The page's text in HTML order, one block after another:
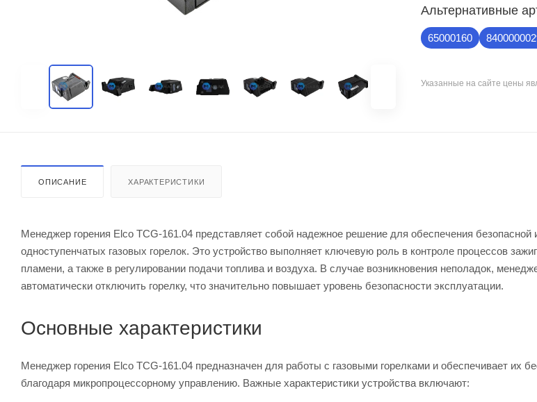
Альтернативные
65000160
Указанные на сайте цены
ОПИСАНИЕ ХАРАКТЕРИСТИКИ
Менеджер горения Elco TCG-161.04 представляет собой надежное решение для обеспечения
одноступенчатых газовых горелок. Это устройство выполняет ключевую роль в контроле процессов
пламени, а также в регулировании подачи топлива и воздуха. В случае возникновения неполадок,
автоматически отключить горелку, что значительно повышает уровень безопасности эксплуатации.
Основные характеристики
Менеджер горения Elco TCG-161.04 предназначен для работы с газовыми горелками и обеспечивает их
благодаря микропроцессорному управлению. Важные характеристики устройства включают: